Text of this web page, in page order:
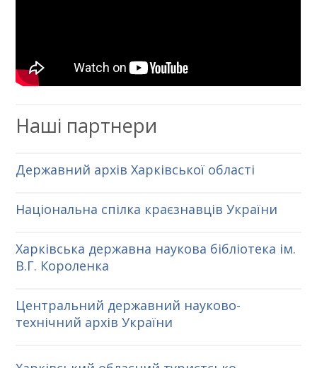
Наші партнери
Державний архів Харківської області
Національна спілка краєзнавців України
Харківська державна наукова бібліотека ім.
В.Г. Короленка
Центральний державний науково-
технічний архів України